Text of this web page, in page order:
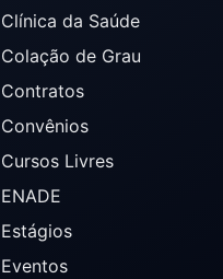
Clínica da Saúde
Colação de Grau
Contratos
Convênios
Cursos Livres
ENADE
Estágios
Eventos